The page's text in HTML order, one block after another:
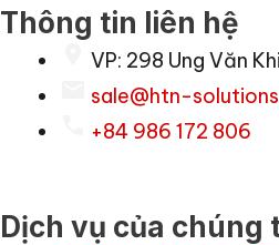
Thông tin liên hệ
VP: 298 Ung Văn
sale@htn-
+84 986 172 806
Dịch vụ của chúng